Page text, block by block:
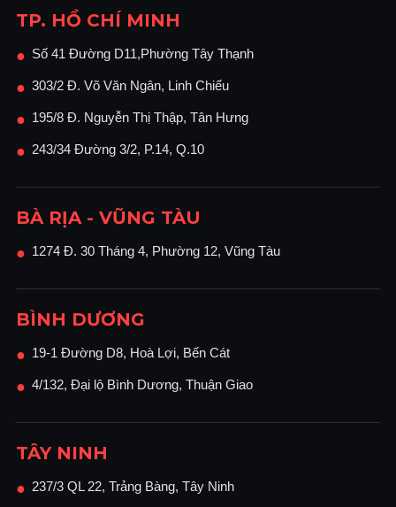
TP. HỒ CHÍ MINH
● Số 41 Đường D11,Phường Tây Thạnh
● 303/2 Đ. Võ Văn Ngân, Linh Chiểu
● 195/8 Đ. Nguyễn Thị Thập, Tân Hưng
● 243/34 Đường 3/2, P.14, Q.10
BÀ RỊA - VŨNG TÀU
● 1274 Đ. 30 Tháng 4, Phường 12, Vũng Tàu
BÌNH DƯƠNG
● 19-1 Đường D8, Hoà Lợi, Bến Cát
● 4/132, Đại lộ Bình Dương, Thuận Giao
TÂY NINH
● 237/3 QL 22, Trảng Bàng, Tây Ninh